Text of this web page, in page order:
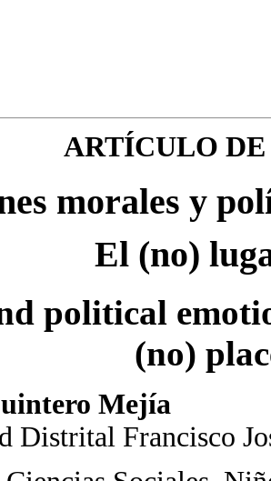
ARTÍCULO
morales y
El (no)
political
(no)
Mejía
Distrital Francisco